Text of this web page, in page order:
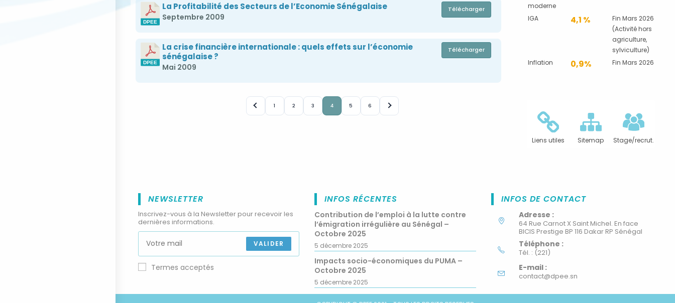
La Profitabilité des Secteurs de l’Economie Sénégalaise
Septembre 2009
Télécharger
La crise financière internationale : quels effets sur l’économie
sénégalaise ?
Mai 2009
Télécharger
1 2 3 4 5 6
moderne
IGA 4,1 %
Fin Mars 2026
(Activité hors
agriculture,
sylviculture)
Inflation
0,9% Fin Mars 2026
Liens utiles Sitemap Stage/recrut.
NEWSLETTER
Inscrivez-vous à la Newsletter pour recevoir les
dernières informations.
VALIDER
Termes acceptés
INFOS RÉCENTES
Contribution de l’emploi à la lutte contre
l’émigration irrégulière au Sénégal –
Octobre 2025
5 décembre 2025
Impacts socio-économiques du PUMA –
Octobre 2025
5 décembre 2025
INFOS DE CONTACT
Adresse :
64 Rue Carnot X Saint Michel. En face
BICIS Prestige BP 116 Dakar RP Sénégal
Téléphone :
Tél. : (221)
E-mail :
contact@dpee.sn